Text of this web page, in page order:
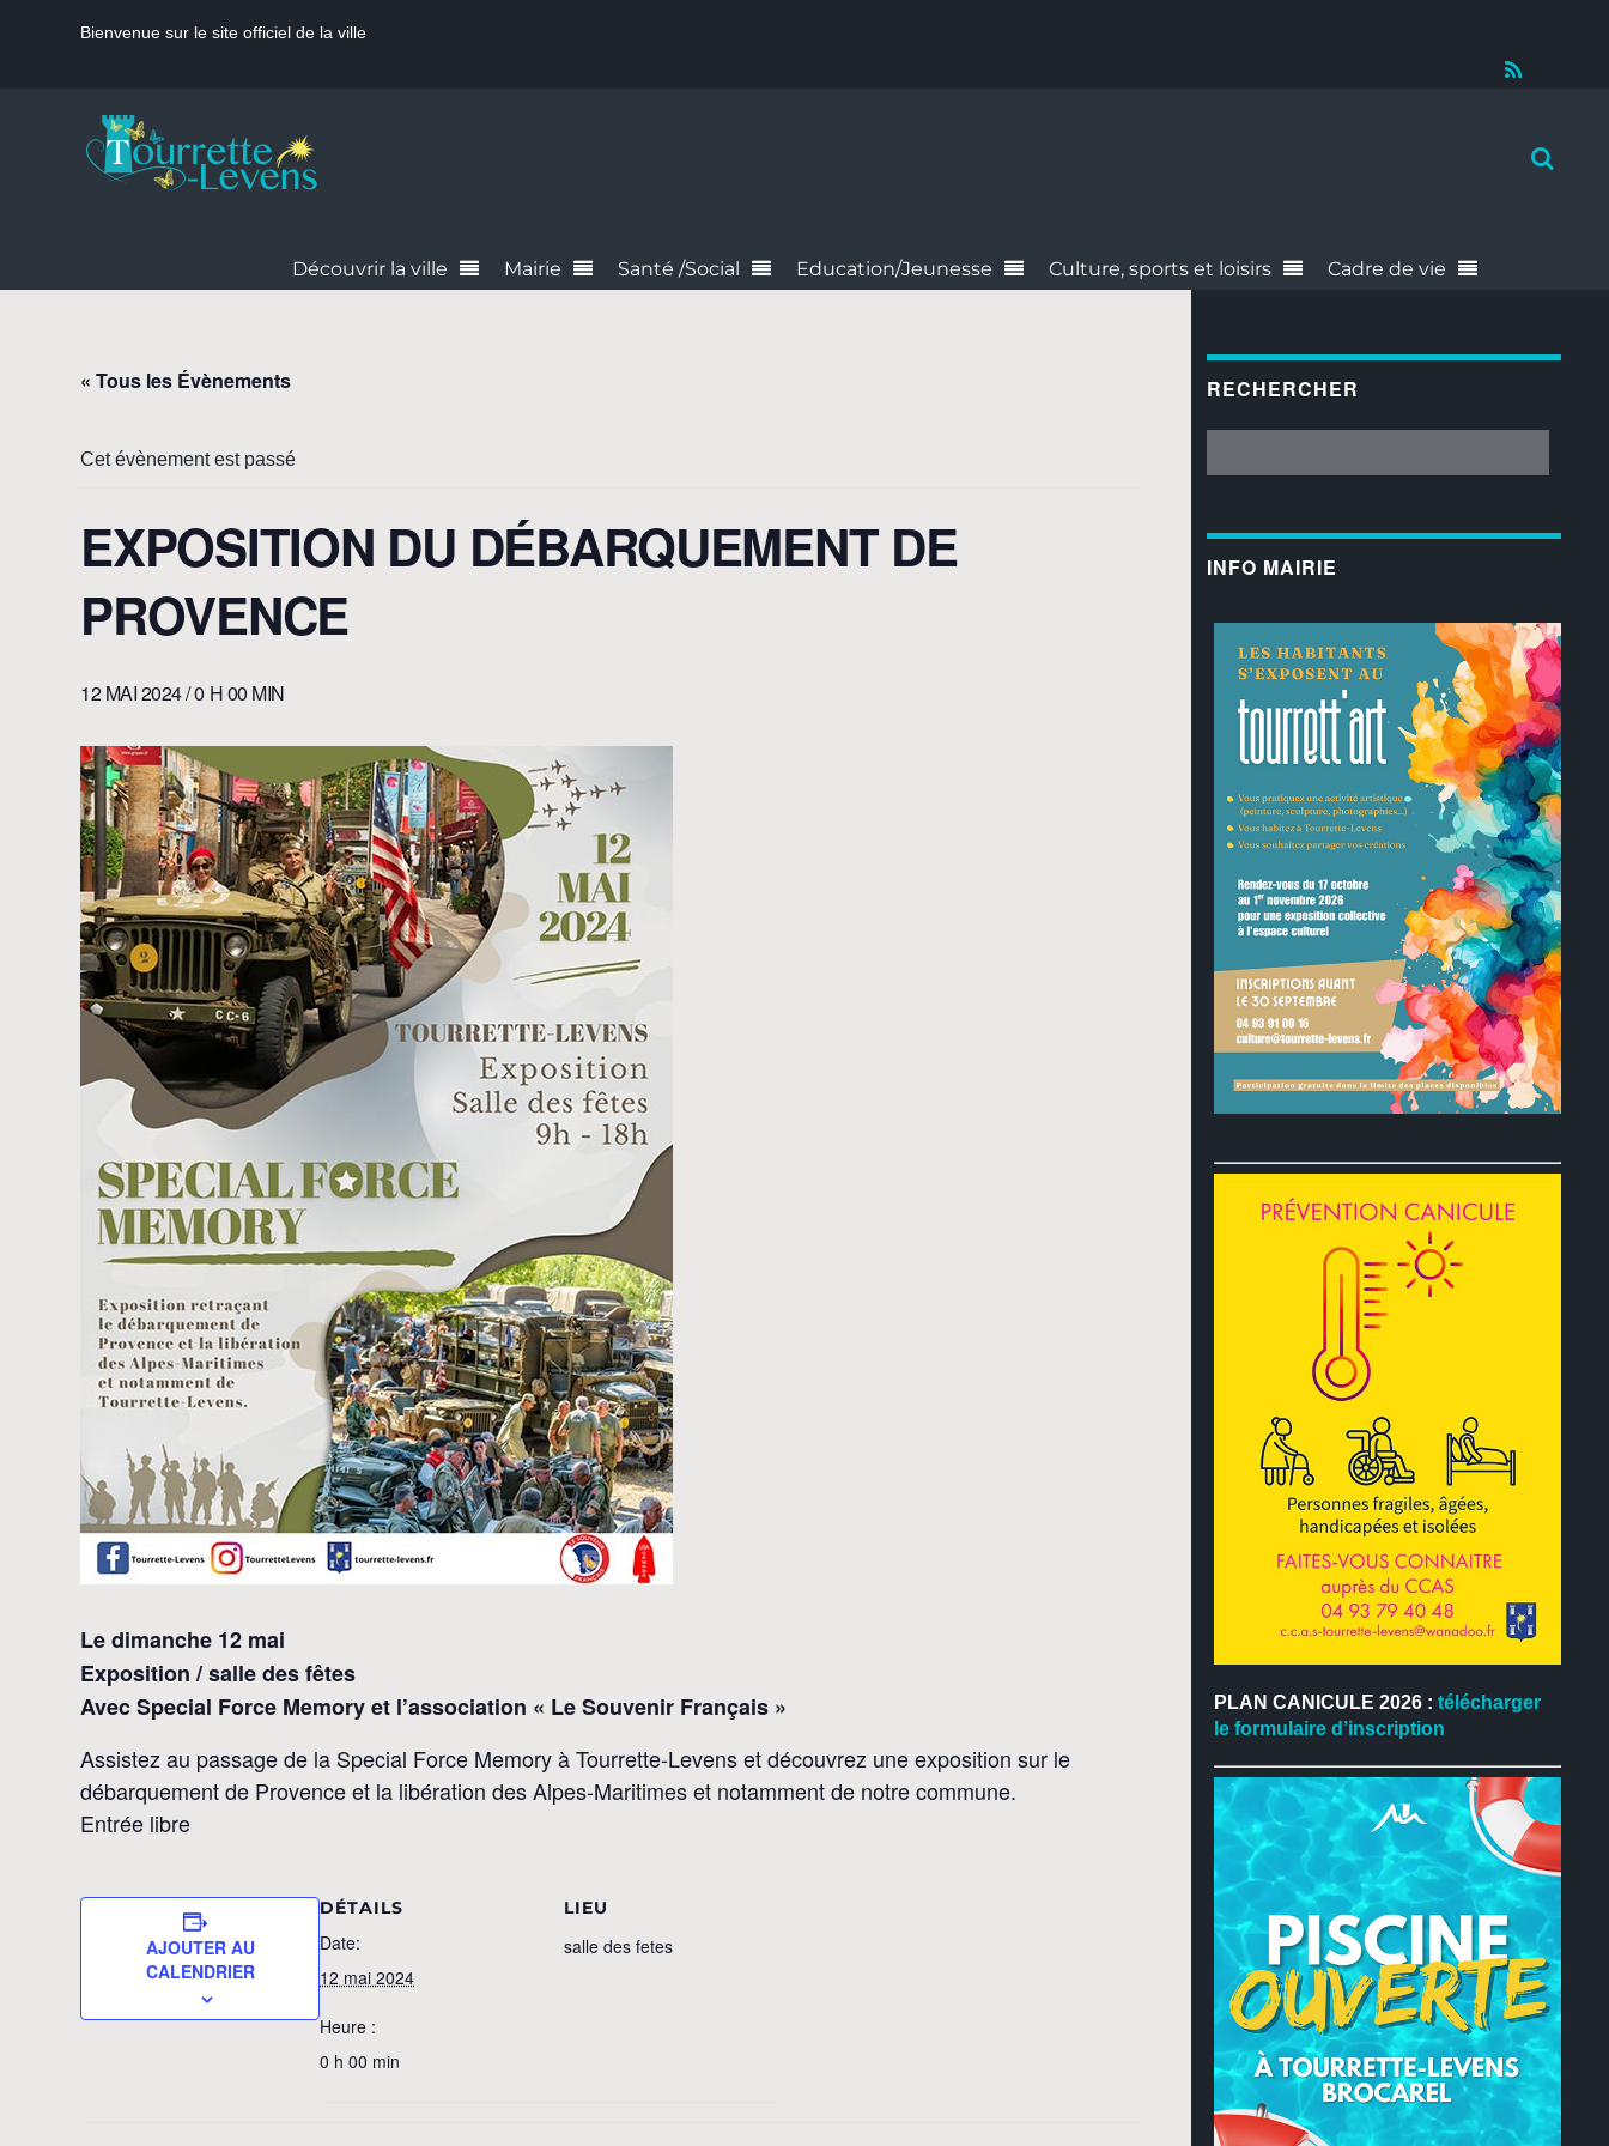
Bienvenue sur le site officiel de la ville
Découvrir la ville Mairie Santé /Social Education/Jeunesse Culture, sports et loisirs Cadre de vie
« Tous les Évènements
Cet évènement est passé
EXPOSITION DU DÉBARQUEMENT DE
PROVENCE
12 MAI 2024 / 0 H 00 MIN
Le dimanche 12 mai
Exposition / salle des fêtes
Avec Special Force Memory et l’association « Le Souvenir Français »
Assistez au passage de la Special Force Memory à Tourrette-Levens et découvrez une exposition sur le
débarquement de Provence et la libération des Alpes-Maritimes et notamment de notre commune.
Entrée libre
AJOUTER AU
CALENDRIER
DÉTAILS
Date:
12 mai 2024
Heure :
0 h 00 min
LIEU
salle des fetes
RECHERCHER
INFO MAIRIE
PLAN CANICULE 2026 : télécharger
le formulaire d’inscription